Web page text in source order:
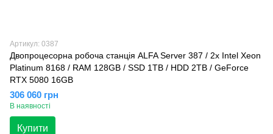
Артикул: 0387
Двопроцесорна робоча станція ALFA Server 387 / 2x Intel Xeon
Platinum 8168 / RAM 128GB / SSD 1TB / HDD 2TB / GeForce
RTX 5080 16GB
306 060 грн
В наявності
Купити